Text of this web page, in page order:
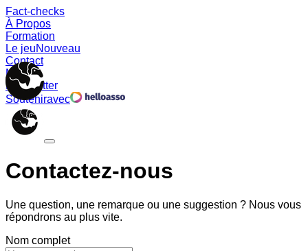
Fact-checks
À Propos
Formation
Le jeuNouveau
Contact
Memes
Newsletter
Souteniravec
Contactez-nous
Une question, une remarque ou une suggestion ? Nous vous
répondrons au plus vite.
Nom complet